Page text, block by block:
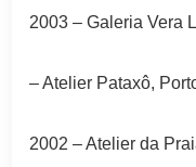
2003 – Galeria Vera
– Atelier Pataxô,
2002 – Atelier da